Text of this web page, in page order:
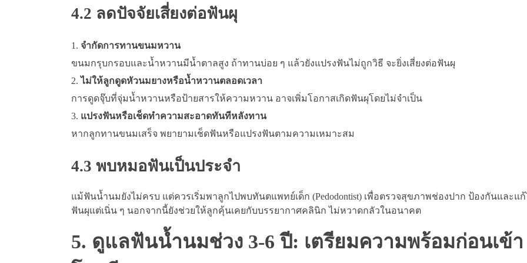
4.2 ลดปัจจัยเสี่ยงต่อฟันผุ
จำกัดการทานขนมหวาน
ขนมกรุบกรอบและน้ำหวานมีน้ำตาลสูง ถ้าทานบ่อย ๆ แล้วยังแปรงฟันไม่ถูกวิธี จะยิ่งเสี่ยงต่อฟันผุ
ไม่ให้ลูกดูดหัวนมยางหรือน้ำหวานตลอดเวลา
การดูดจุ๊บที่จุ่มน้ำหวานหรือป้ายสารให้ความหวาน อาจเพิ่มโอกาสเกิดฟันผุโดยไม่จำเป็น
แปรงฟันหรือเช็ดทำความสะอาดทันทีหลังทาน
หากลูกทานขนมเสร็จ พยายามเช็ดฟันหรือแปรงฟันตามความเหมาะสม
4.3 พบหมอฟันเป็นประจำ
แม้ฟันน้ำนมยังไม่ครบ แต่ควรเริ่มพาลูกไปพบทันตแพทย์เด็ก (Pedodontist) เพื่อตรวจสุขภาพช่องปาก ป้องกันและแ
ฟันผุแต่เนิ่น ๆ นอกจากนี้ยังช่วยให้ลูกคุ้นเคยกับบรรยากาศคลินิก ไม่หวาดกลัวในอนาคต
5. ดูแลฟันน้ำนมช่วง 3-6 ปี: เตรียมความพร้อมก่อนเข้า